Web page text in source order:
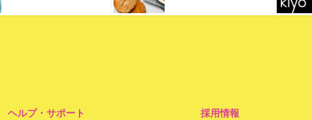
ヘルプ・サポート 採用情報